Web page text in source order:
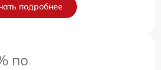
подробнее
по